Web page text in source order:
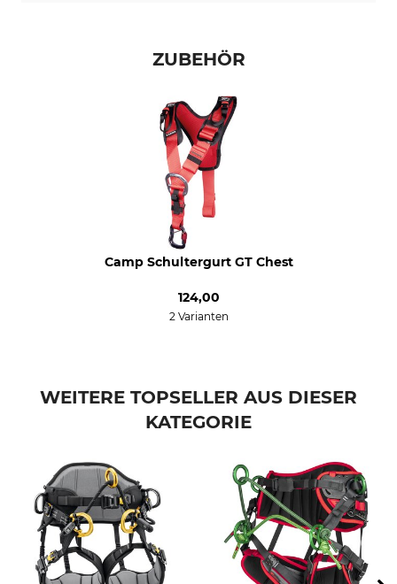
ZUBEHÖR
Camp Schultergurt GT Chest
124,00
2 Varianten
WEITERE TOPSELLER AUS DIESER
KATEGORIE